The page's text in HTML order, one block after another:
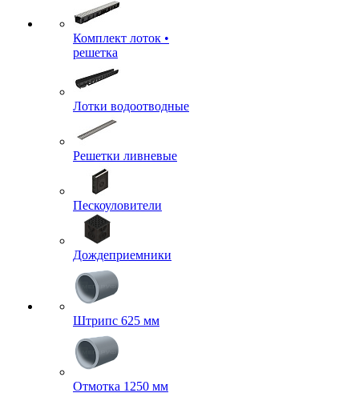
Комплект лоток •
решетка
Лотки водоотводные
Решетки ливневые
Пескоуловители
Дождеприемники
Штрипс 625 мм
Отмотка 1250 мм